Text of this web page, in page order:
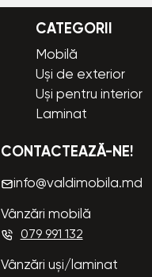
CATEGORII
Mobilă
Uși de exterior
Uși pentru interior
Laminat
CONTACTEAZĂ-NE!
info@valdimobila.md
Vânzări mobilă
079 991 132
Vânzări uși/laminat